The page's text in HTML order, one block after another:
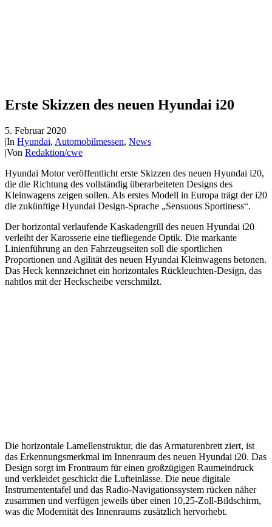
Erste Skizzen des neuen Hyundai i20
5. Februar 2020
|In Hyundai, Automobilmessen, News
|Von Redaktion/cwe
Hyundai Motor veröffentlicht erste Skizzen des neuen Hyundai i20,
die die Richtung des vollständig überarbeiteten Designs des
Kleinwagens zeigen sollen. Als erstes Modell in Europa trägt der i20
die zukünftige Hyundai Design-Sprache „Sensuous Sportiness“.
Der horizontal verlaufende Kaskadengrill des neuen Hyundai i20
verleiht der Karosserie eine tiefliegende Optik. Die markante
Linienführung an den Fahrzeugseiten soll die sportlichen
Proportionen und Agilität des neuen Hyundai Kleinwagens betonen.
Das Heck kennzeichnet ein horizontales Rückleuchten-Design, das
nahtlos mit der Heckscheibe verschmilzt.
Die horizontale Lamellenstruktur, die das Armaturenbrett ziert, ist
das Erkennungsmerkmal im Innenraum des neuen Hyundai i20. Das
Design sorgt im Frontraum für einen großzügigen Raumeindruck
und verkleidet geschickt die Lufteinlässe. Die neue digitale
Instrumententafel und das Radio-Navigationssystem rücken näher
zusammen und verfügen jeweils über einen 10,25-Zoll-Bildschirm,
was die Modernität des Innenraums zusätzlich hervorhebt.